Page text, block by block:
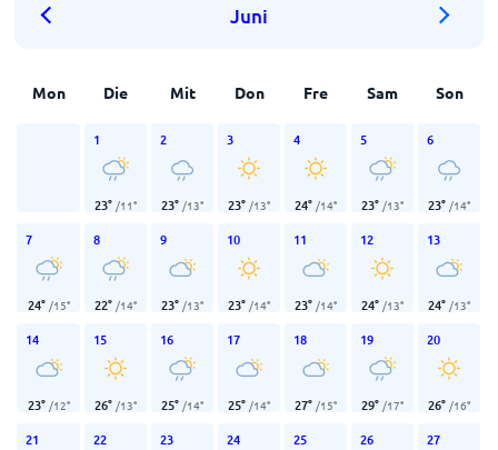
Juni
Mon Die Mit Don Fre Sam Son
1
23° /11°
2
23° /13°
3
23° /13°
4
24° /14°
5
23° /13°
6
23° /14°
7
24° /15°
8
22° /14°
9
23° /13°
10
23° /14°
11
23° /14°
12
24° /13°
13
24° /13°
14
23° /12°
15
26° /13°
16
25° /14°
17
25° /14°
18
27° /15°
19
29° /17°
20
26° /16°
21 22 23 24 25 26 27